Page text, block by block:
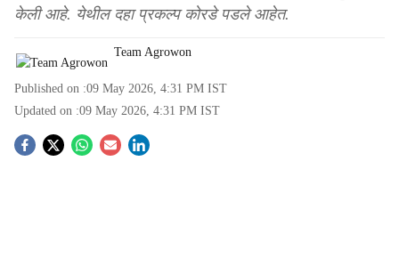
केली आहे. येथील दहा प्रकल्प कोरडे पडले आहेत.
Team Agrowon
Published on :09 May 2026, 4:31 PM IST
Updated on :09 May 2026, 4:31 PM IST
S